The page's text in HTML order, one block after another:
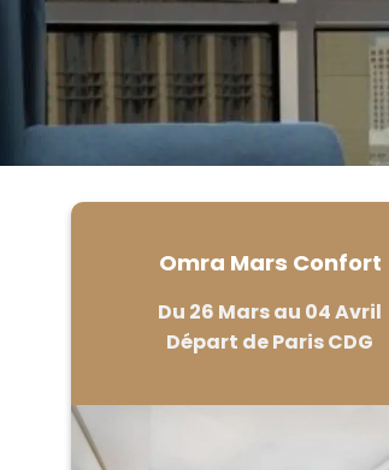
Omra Mars Confort
Du 26 Mars au 04 Avril
Départ de Paris CDG